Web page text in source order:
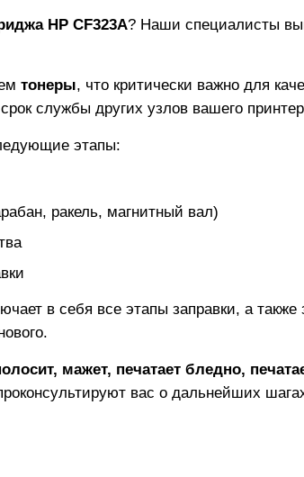
HP CF323A? Наши специалисты
тонеры, что критически важно для
службы других узлов вашего
этапы:
ракель, магнитный вал)
в себя все этапы заправки, а
мажет, печатает бледно,
вас о дальнейших